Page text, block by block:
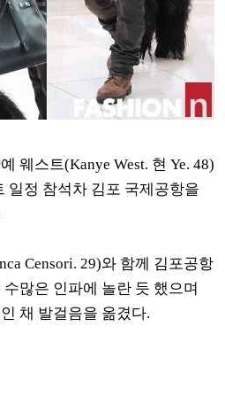
웨스트(Kanye West. 현 Ye. 48)
일정 참석차 김포 국제공항을
Censori. 29)와 함께 김포공항
많은 인파에 놀란 듯 했으며
채 발걸음을 옮겼다.